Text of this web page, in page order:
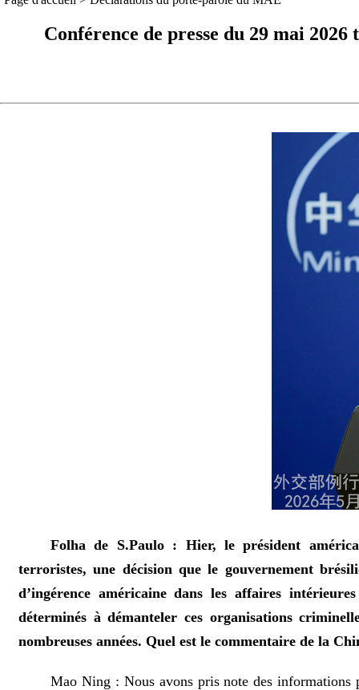
Conférence de presse du 29 mai
Folha de S.Paulo : Hier, le président
terroristes, une décision que le gouvernement
d’ingérence américaine dans les affaires
déterminés à démanteler ces organisations
nombreuses années. Quel est le commentaire de la
Mao Ning : Nous avons pris note des informations